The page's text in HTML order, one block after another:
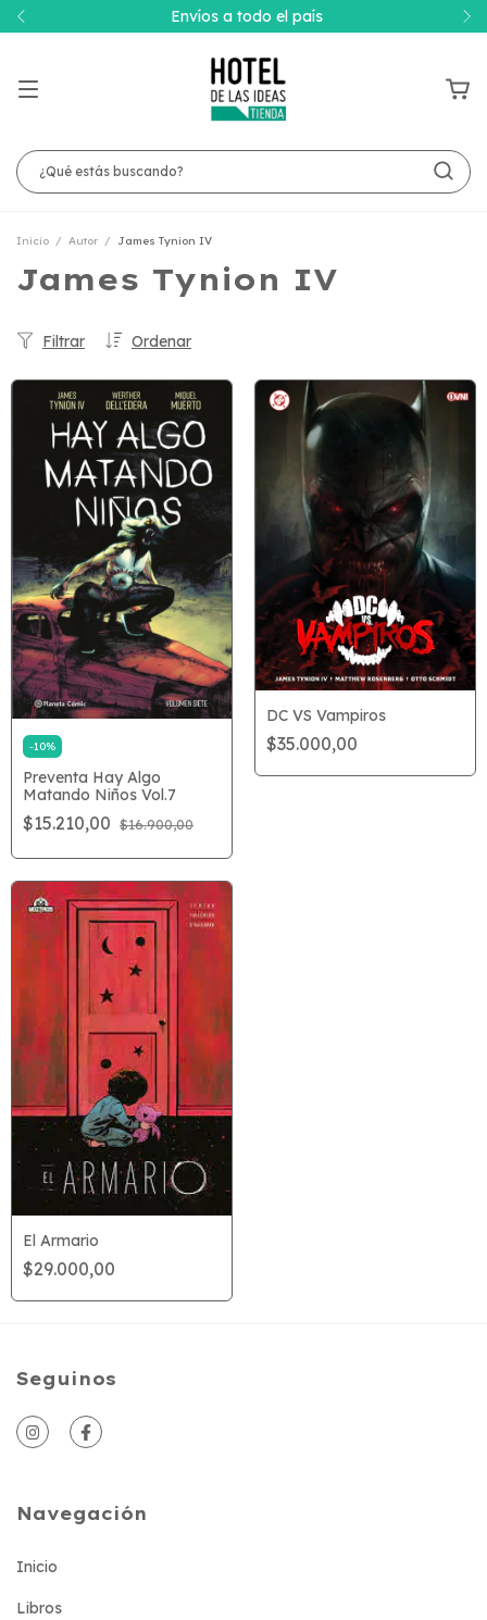
Envíos a todo el país
Inicio / Autor / James Tynion IV
James Tynion IV
Ordenar
Filtrar
-10%
Preventa Hay Algo
Matando Niños Vol.7
$15.210,00 $16.900,00
DC VS Vampiros
$35.000,00
El Armario
$29.000,00
Seguinos
Navegación
Inicio
Libros